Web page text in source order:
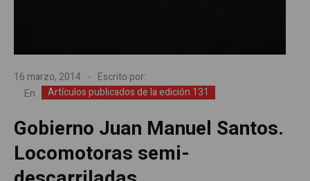
16 marzo, 2014
Escrito por:
En
Artículos publicados de la edición 131
Gobierno Juan Manuel Santos.
Locomotoras semi-